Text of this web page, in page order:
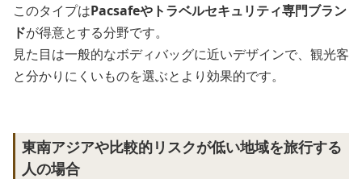
このタイプはPacsafeやトラベルセキュリティ専門ブラン
ドが得意とする分野です。
見た目は一般的なボディバッグに近いデザインで、観光客
と分かりにくいものを選ぶとより効果的です。
東南アジアや比較的リスクが低い地域を旅行する
人の場合